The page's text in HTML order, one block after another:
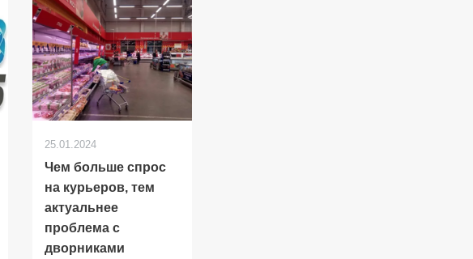
25.01.2024
Чем больше спрос
на курьеров, тем
актуальнее
проблема с
дворниками